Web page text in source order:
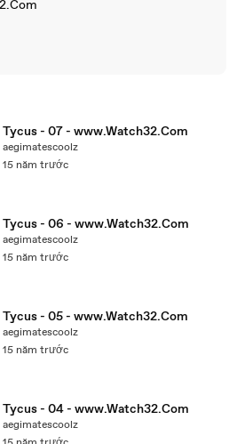
Tycus - 07 - www.Watch32.Com
aegimatescoolz
15 năm trước
Tycus - 06 - www.Watch32.Com
aegimatescoolz
15 năm trước
Tycus - 05 - www.Watch32.Com
aegimatescoolz
15 năm trước
Tycus - 04 - www.Watch32.Com
aegimatescoolz